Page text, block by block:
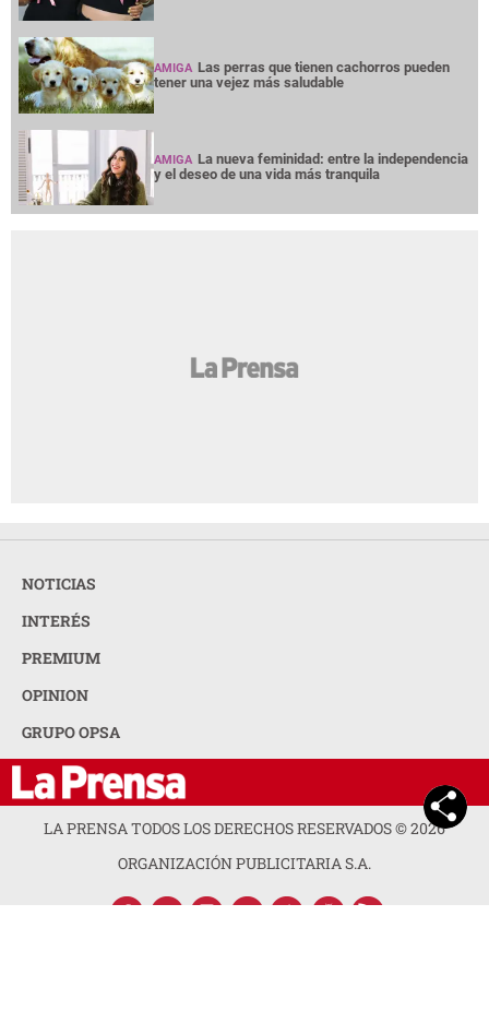
AMIGA Las perras que tienen cachorros pueden
tener una vejez más saludable
AMIGA La nueva feminidad: entre la independencia
y el deseo de una vida más tranquila
NOTICIAS
INTERÉS
PREMIUM
OPINION
GRUPO OPSA
LA PRENSA TODOS LOS DERECHOS RESERVADOS ©2026
ORGANIZACIÓN PUBLICITARIA S.A.